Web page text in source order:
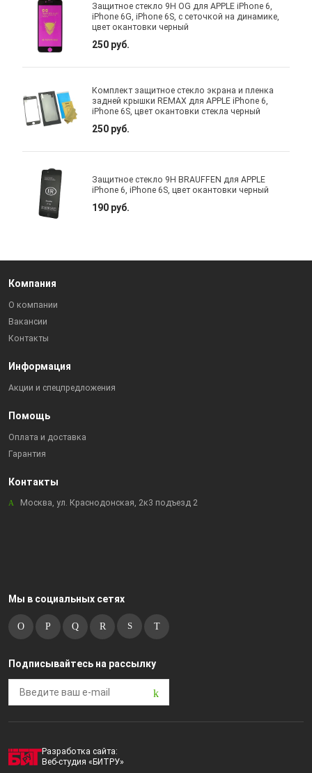
Защитное стекло 9H OG для APPLE iPhone 6,
iPhone 6G, iPhone 6S, с сеточкой на динамике,
цвет окантовки черный
250 руб.
Комплект защитное стекло экрана и пленка
задней крышки REMAX для APPLE iPhone 6,
iPhone 6S, цвет окантовки стекла черный
250 руб.
Защитное стекло 9H BRAUFFEN для APPLE
iPhone 6, iPhone 6S, цвет окантовки черный
190 руб.
Компания
О компании
Вакансии
Контакты
Информация
Акции и спецпредложения
Помощь
Оплата и доставка
Гарантия
Контакты
Москва, ул. Краснодонская, 2к3 подъезд 2
Мы в социальных сетях
Подписывайтесь на рассылку
Разработка сайта:
Веб-студия «БИТРУ»